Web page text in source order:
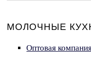
МОЛОЧНЫЕ
Оптовая